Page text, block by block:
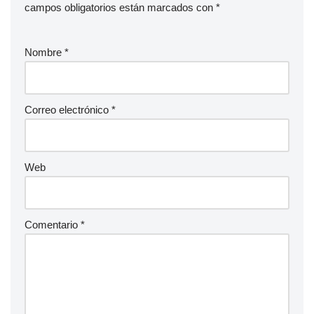
campos obligatorios están marcados con *
Nombre *
Correo electrónico *
Web
Comentario *